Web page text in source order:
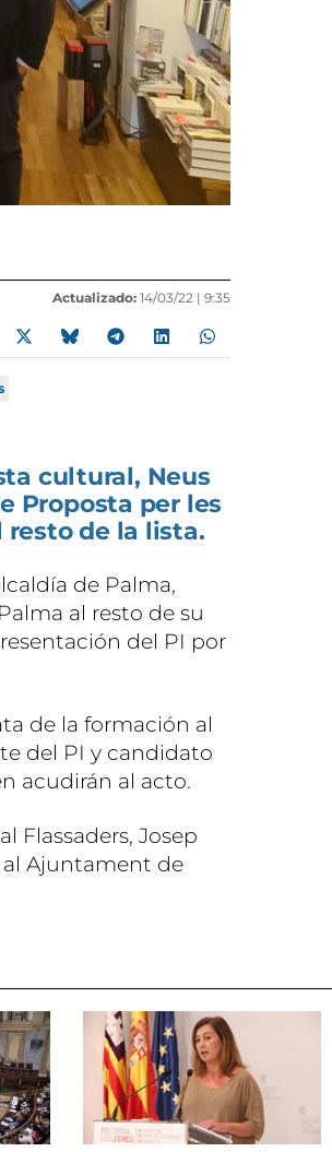
Actualizado: 14/03/22 | 9:35
cultural, Neus
Proposta per les
resto de la lista.
de Palma,
al resto de su
del PI por
de la formación al
del PI y candidato
acudirán al acto.
Flassaders, Josep
al Ajuntament de